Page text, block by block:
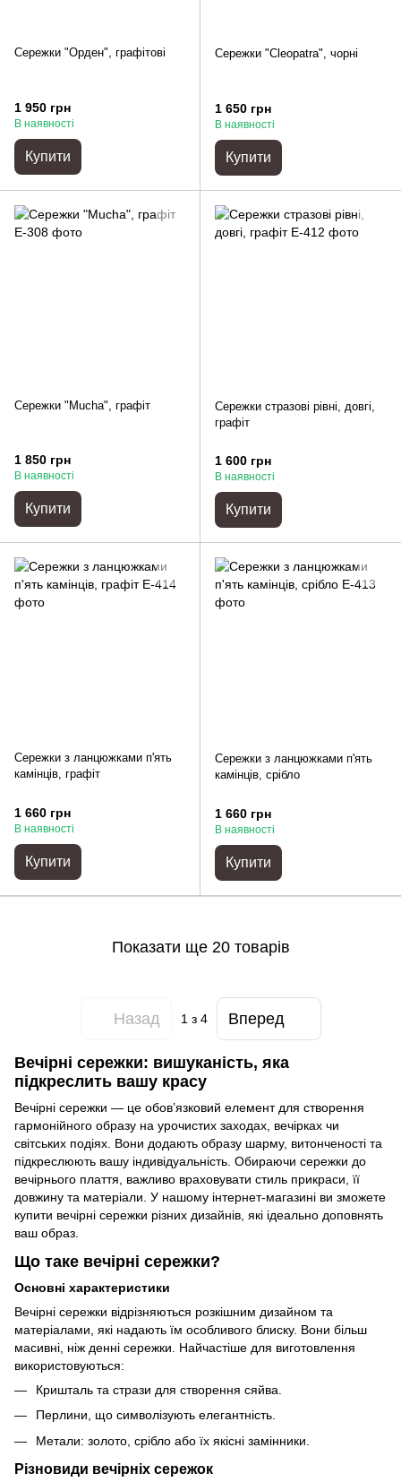
Сережки "Орден", графітові
1 950 грн
В наявності
Купити
Сережки "Cleopatra", чорні
1 650 грн
В наявності
Купити
Сережки "Mucha", графіт
1 850 грн
В наявності
Купити
Сережки стразові рівні, довгі,
графіт
1 600 грн
В наявності
Купити
Сережки з ланцюжками п'ять
камінців, графіт
1 660 грн
В наявності
Купити
Сережки з ланцюжками п'ять
камінців, срібло
1 660 грн
В наявності
Купити
Показати ще 20 товарів
Назад 1 з 4 Вперед
Вечірні сережки: вишуканість, яка
підкреслить вашу красу
Вечірні сережки — це обов’язковий елемент для створення
гармонійного образу на урочистих заходах, вечірках чи
світських подіях. Вони додають образу шарму, витонченості та
підкреслюють вашу індивідуальність. Обираючи сережки до
вечірнього плаття, важливо враховувати стиль прикраси, її
довжину та матеріали. У нашому інтернет-магазині ви зможете
купити вечірні сережки різних дизайнів, які ідеально доповнять
ваш образ.
Що таке вечірні сережки?
Основні характеристики
Вечірні сережки відрізняються розкішним дизайном та
матеріалами, які надають їм особливого блиску. Вони більш
масивні, ніж денні сережки. Найчастіше для виготовлення
використовуються:
Кришталь та стрази для створення сяйва.
Перлини, що символізують елегантність.
Метали: золото, срібло або їх якісні замінники.
Різновиди вечірніх сережок